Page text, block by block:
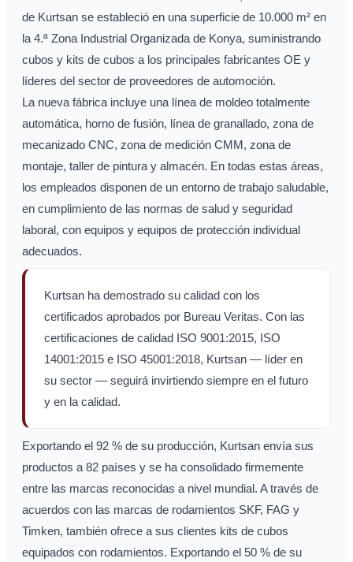
de Kurtsan se estableció en una superficie de 10.000 m² en
la 4.ª Zona Industrial Organizada de Konya, suministrando
cubos y kits de cubos a los principales fabricantes OE y
líderes del sector de proveedores de automoción.
La nueva fábrica incluye una línea de moldeo totalmente
automática, horno de fusión, línea de granallado, zona de
mecanizado CNC, zona de medición CMM, zona de
montaje, taller de pintura y almacén. En todas estas áreas,
los empleados disponen de un entorno de trabajo saludable,
en cumplimiento de las normas de salud y seguridad
laboral, con equipos y equipos de protección individual
adecuados.
Kurtsan ha demostrado su calidad con los
certificados aprobados por Bureau Veritas. Con las
certificaciones de calidad ISO 9001:2015, ISO
14001:2015 e ISO 45001:2018, Kurtsan — líder en
su sector — seguirá invirtiendo siempre en el futuro
y en la calidad.
Exportando el 92 % de su producción, Kurtsan envía sus
productos a 82 países y se ha consolidado firmemente
entre las marcas reconocidas a nivel mundial. A través de
acuerdos con las marcas de rodamientos SKF, FAG y
Timken, también ofrece a sus clientes kits de cubos
equipados con rodamientos. Exportando el 50 % de su